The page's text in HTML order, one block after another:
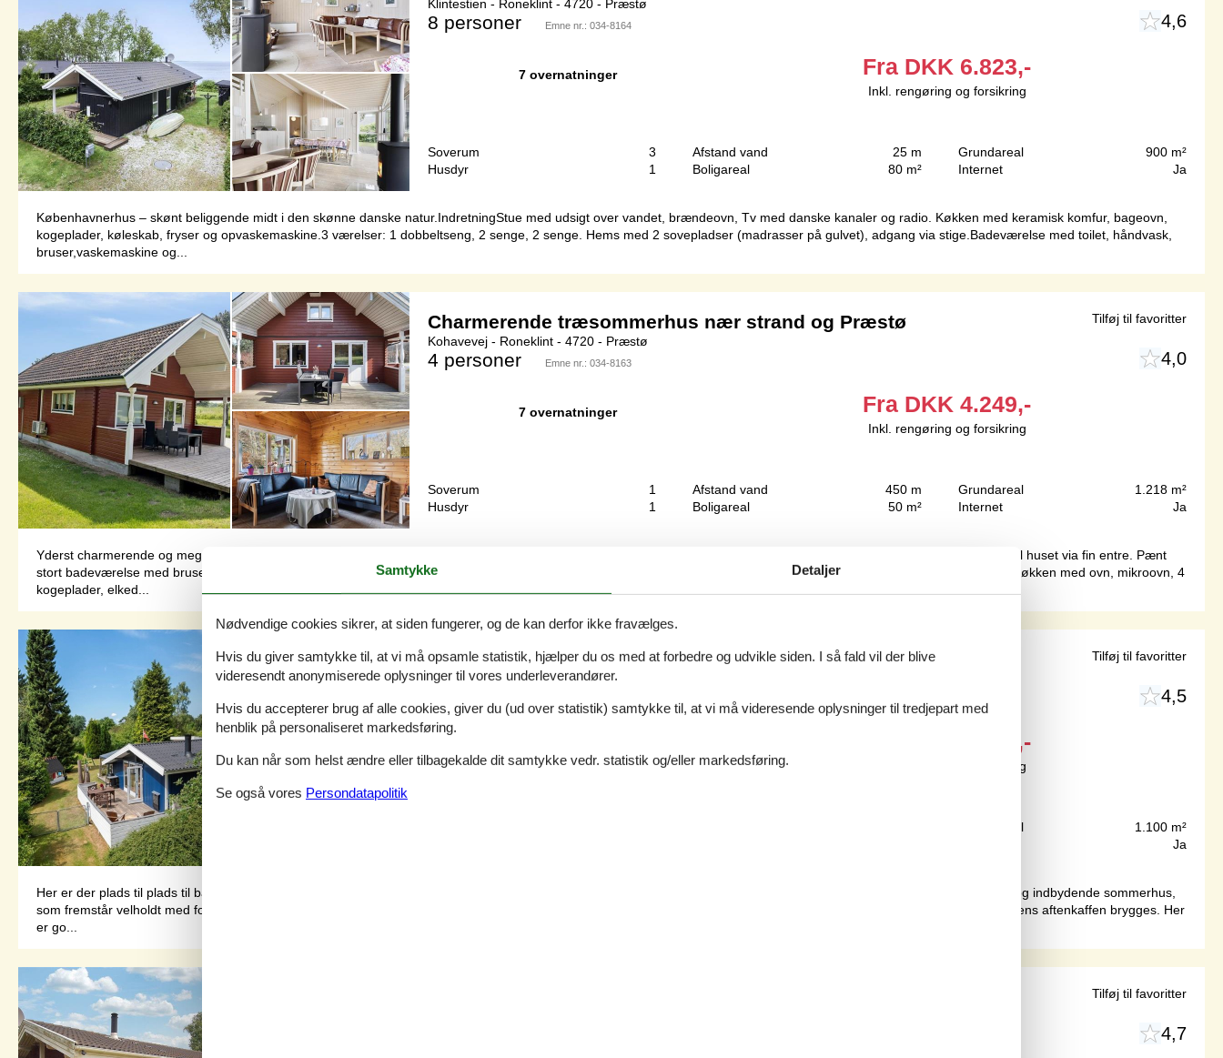
Klintestien - Roneklint - 4720 - Præstø
8 personer Emne nr.: 034-8164 4,6
7 overnatninger Fra DKK 6.823,-
Inkl. rengøring og forsikring
Soverum
3
Husdyr
1
Afstand vand
25 m
Boligareal
80 m²
Grundareal
900 m²
Internet
Ja
Københavnerhus – skønt beliggende midt i den skønne danske natur.IndretningStue med udsigt over vandet, brændeovn, Tv med danske kanaler og radio. Køkken med keramisk komfur, bageovn,
kogeplader, køleskab, fryser og opvaskemaskine.3 værelser: 1 dobbeltseng, 2 senge, 2 senge. Hems med 2 sovepladser (madrasser på gulvet), adgang via stige.Badeværelse med toilet, håndvask,
bruser,vaskemaskine og...
Charmerende træsommerhus nær strand og Præstø
Kohavevej - Roneklint - 4720 - Præstø
4 personer Emne nr.: 034-8163 4,0
7 overnatninger Fra DKK 4.249,-
Inkl. rengøring og forsikring
Soverum
1
Husdyr
1
Afstand vand
450 m
Boligareal
50 m²
Grundareal
1.218 m²
Internet
Ja
Yderst charmerende og meget velholdt helårsisoleret træsommerhus med rødmalet facade, beliggende i det skønne område ved Roneklint – lidt syd for Præstø. Indgang til huset via fin entre. Pænt
stort badeværelse med bruseniche, toilet og håndvask samt vaskemaskine.Depotrum med elmåler/sikringskasse – i depotrummer sidder også vandvarmeren.Pænt nyere køkken med ovn, mikroovn, 4
kogeplader, elked...
Tilføj til favoritter
Hyggeligt sommerhus med sauna og vildmarksbad
Vagtelvej - Bønsvig - 4720 - Præstø
6 personer Emne nr.: 034-8159 4,5
5.437,-
Inkl. rengøring og forsikring
Grundareal
1.100 m²
Ja
Her er der plads til plads til både børn og voksne og I får en skøn base for ferien – tæt på vandet og med masser af komfort.Velkommen indenforHer træder I ind i et godt og indbydende sommerhus,
som fremstår velholdt med fokus på hygge. Her er køkken og stue ud i et og I kan være sammen imens I laver dagens måltider eller vil planlægge næste dags udflugter imens aftenkaffen brygges. Her
er go...
Tilføj til favoritter
4,7
Tilføj til favoritter
Samtykke Detaljer
Nødvendige cookies sikrer, at siden fungerer, og de kan derfor ikke fravælges.
Hvis du giver samtykke til, at vi må opsamle statistik, hjælper du os med at forbedre og udvikle siden. I så fald vil der blive
videresendt anonymiserede oplysninger til vores underleverandører.
Hvis du accepterer brug af alle cookies, giver du (ud over statistik) samtykke til, at vi må videresende oplysninger til tredjepart med
henblik på personaliseret markedsføring.
Du kan når som helst ændre eller tilbagekalde dit samtykke vedr. statistik og/eller markedsføring.
Se også vores Persondatapolitik